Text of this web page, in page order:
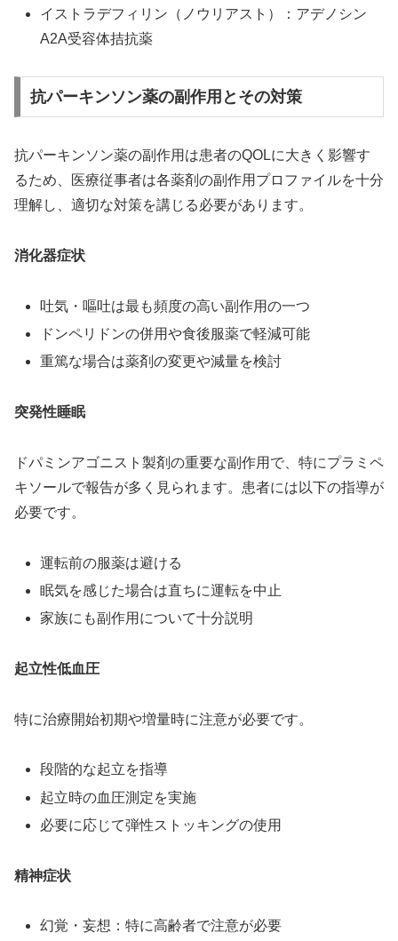
イストラデフィリン（ノウリアスト）：アデノシン
A2A受容体拮抗薬
抗パーキンソン薬の副作用とその対策
抗パーキンソン薬の副作用は患者のQOLに大きく影響す
るため、医療従事者は各薬剤の副作用プロファイルを十分
理解し、適切な対策を講じる必要があります。
消化器症状
吐気・嘔吐は最も頻度の高い副作用の一つ
ドンペリドンの併用や食後服薬で軽減可能
重篤な場合は薬剤の変更や減量を検討
突発性睡眠
ドパミンアゴニスト製剤の重要な副作用で、特にプラミペ
キソールで報告が多く見られます。患者には以下の指導が
必要です。
運転前の服薬は避ける
眠気を感じた場合は直ちに運転を中止
家族にも副作用について十分説明
起立性低血圧
特に治療開始初期や増量時に注意が必要です。
段階的な起立を指導
起立時の血圧測定を実施
必要に応じて弾性ストッキングの使用
精神症状
幻覚・妄想：特に高齢者で注意が必要